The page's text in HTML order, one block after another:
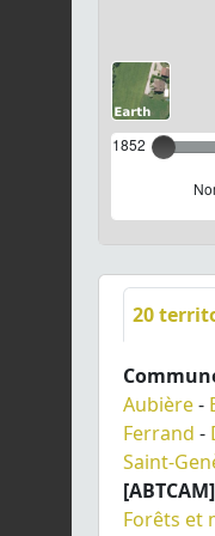
1852
20
Aubière-
Ferrand -
Saint-
Forêts et